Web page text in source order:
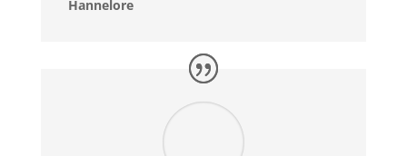
Hannelore